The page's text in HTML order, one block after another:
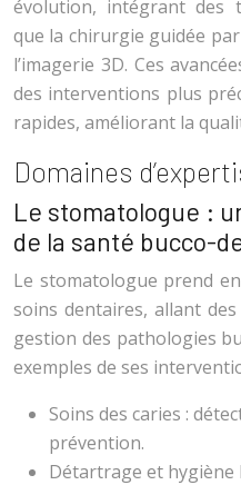
évolution, intégrant des
que la chirurgie guidée
l’imagerie 3D. Ces
des interventions plus
rapides, améliorant la
Domaines
Le stomatologue :
de la santé bucco-
Le stomatologue prend
soins dentaires, allant
gestion des pathologies
exemples de ses
Soins des caries :
prévention.
Détartrage et hygiène